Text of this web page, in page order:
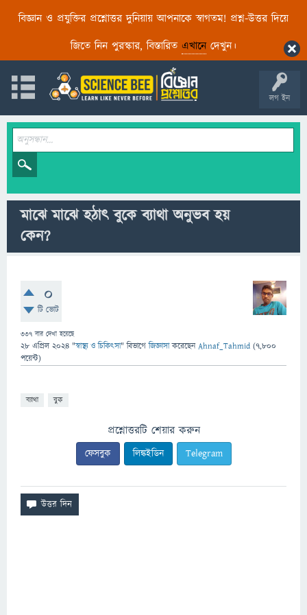
বিজ্ঞান ও প্রযুক্তির প্রশ্নোত্তর দুনিয়ায় আপনাকে স্বাগতম! প্রশ্ন-উত্তর দিয়ে
জিতে নিন পুরস্কার, বিস্তারিত এখানেদেখুন।
লগ ইন
মাঝে মাঝে হঠাৎ বুকে ব্যাথা অনুভব হয়
কেন?
0
টি ভোট
337 বার দেখা হয়েছে
28 এপ্রিল 2024 "স্বাস্থ্য ও চিকিৎসা" বিভাগে জিজ্ঞাসাকরেছেনAhnaf_Tahmid (7,800
পয়েন্ট)
ব্যাথা বুক
প্রশ্নোত্তরটি শেয়ার করুন
ফেসবুক লিঙ্কইডিন Telegram